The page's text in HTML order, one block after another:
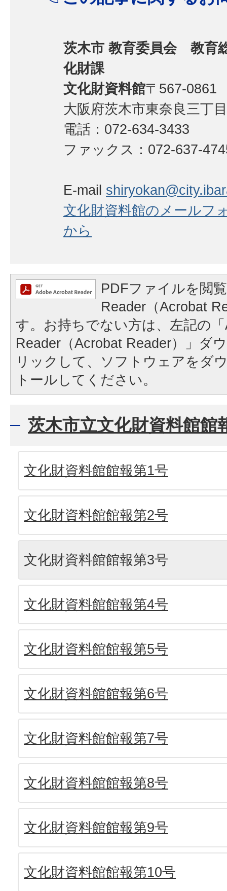
茨木市 教育委員会 教育
化財課
文化財資料館〒567-0861
大阪府茨木市東奈良三丁
電話：072-634-3433
ファックス：072-637-
E-mail
文化財資料館のメールフ
から
PDFファイルを閲
Reader（Acrobat
す。お持ちでない方は、左記の
Reader（Acrobat Reader）」ダ
リックして、ソフトウェアをダ
トールしてください。
茨木市立文化財資料館館
文化財資料館館報第1号
文化財資料館館報第2号
文化財資料館館報第3号
文化財資料館館報第4号
文化財資料館館報第5号
文化財資料館館報第6号
文化財資料館館報第7号
文化財資料館館報第8号
文化財資料館館報第9号
文化財資料館館報第10号